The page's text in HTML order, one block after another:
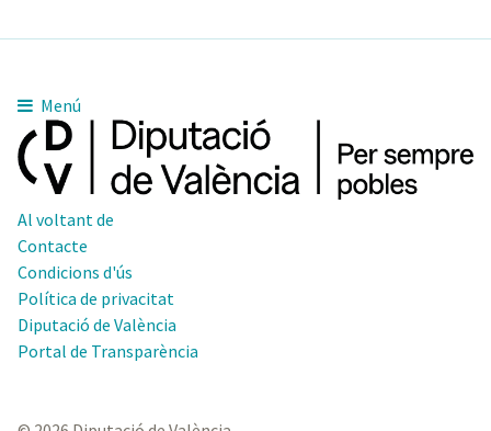
Menú
Al voltant de
Contacte
Condicions d'ús
Política de privacitat
Diputació de València
Portal de Transparència